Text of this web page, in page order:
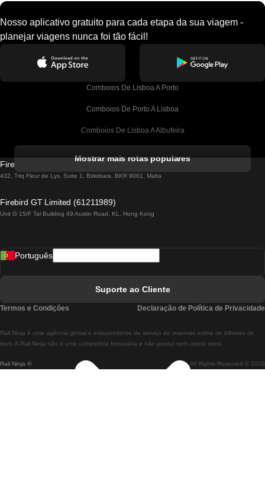
Nosso aplicativo gratuito para cada etapa da sua viagem -
planejar viagens nunca foi tão fácil!
Comboios De Lisboa A Porto
Comboios De Porto A Lisboa
Comboios De Lisboa A Albufeira
Comboios De Lisboa A Lagos
Comboios De Lisboa A Madrid
Comboios De Lisboa A Braga
Comboios De Braga A Lisboa
Mostrar mais rotas populares
Firebird GT Limited (OC 1451)
432, Triq Fleur de Lys, Suite 1, Birkirkara, BKR 9061, Malta
Firebird GT Limited (61211989)
Unit G 15/F Tal Building 49 Austin Road, KL, Hong Kong
Rail Ninja ® All Rights Reserved © 2026
Rail.Ninja é uma agência global e independente de serviço de reservas online de bilhetes de
trem. A Rail Ninja não é uma companhia ferroviária e não possui nem opera trens.
Português
Suporte ao Cliente
Termos e Condições Declaração de Política de Privacidade